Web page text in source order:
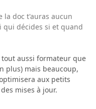
la doc t'auras aucun
qui décides si et quand
tout aussi formateur que
plus) mais beaucoup,
aux petits
mises à jour.